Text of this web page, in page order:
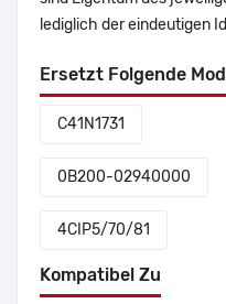
lediglich der eindeutigen
Ersetzt Folgende
C41N1731
0B200-02940000
4CIP5/70/81
Kompatibel Zu